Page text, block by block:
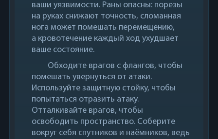
ваши уязвимости. Раны опасны: порезы
на руках снижают точность, сломанная
нога может помешать перемещению,
а кровотечение каждый ход ухудшает
ваше состояние.
Обходите врагов с флангов, чтобы
помешать увернуться от атаки.
Используйте защитную стойку, чтобы
попытаться отразить атаку.
Отталкивайте врагов, чтобы
освободить пространство. Соберите
вокруг себя спутников и наёмников, ведь